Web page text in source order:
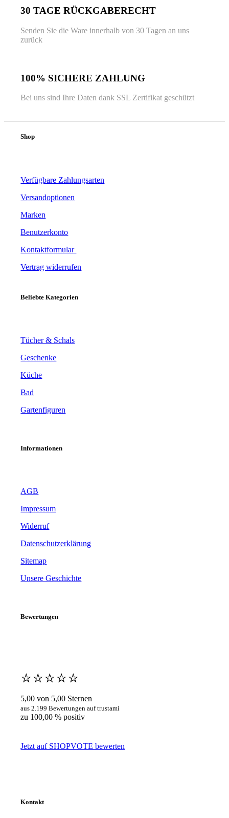
30 TAGE RÜCKGABERECHT
Senden Sie die Ware innerhalb von 30 Tagen an uns
zurück
100% SICHERE ZAHLUNG
Bei uns sind Ihre Daten dank SSL Zertifikat geschützt
Shop
Verfügbare Zahlungsarten
Versandoptionen
Marken
Benutzerkonto
Kontaktformular
Vertrag widerrufen
Beliebte Kategorien
Tücher & Schals
Geschenke
Küche
Bad
Gartenfiguren
Informationen
AGB
Impressum
Widerruf
Datenschutzerklärung
Sitemap
Unsere Geschichte
Bewertungen
⭐️⭐️⭐️⭐️⭐️
5,00 von 5,00 Sternen
aus 2.199 Bewertungen auf trustami
zu 100,00 % positiv
Jetzt auf SHOPVOTE bewerten
Kontakt